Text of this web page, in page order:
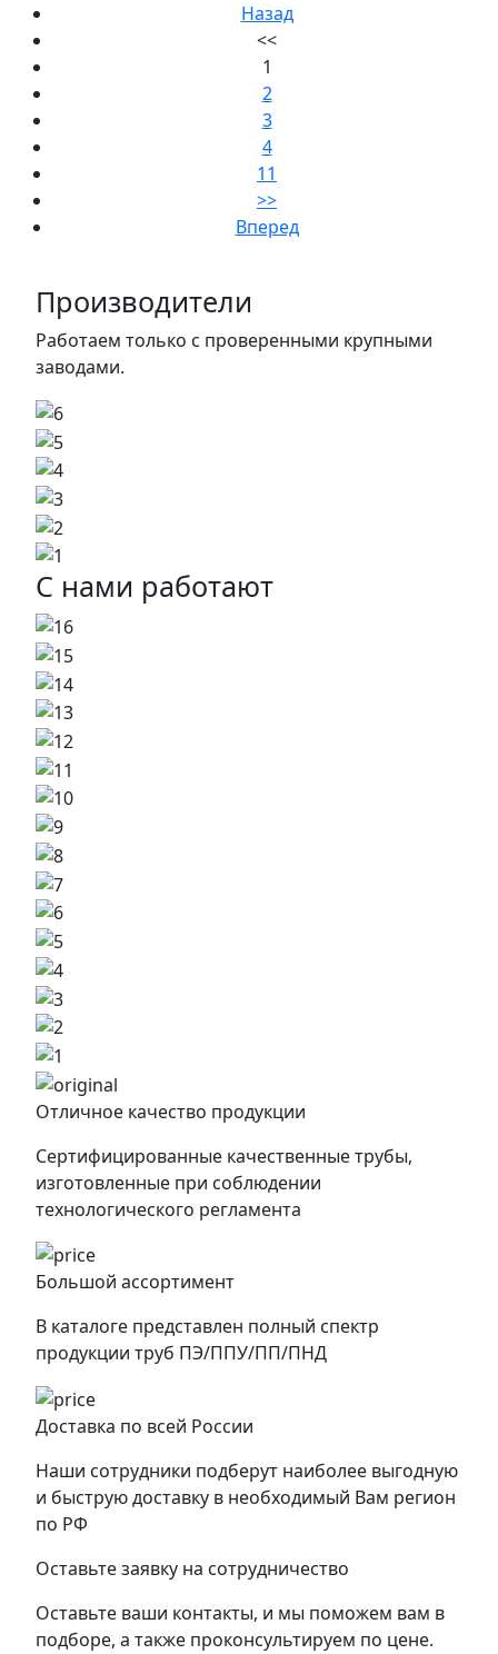
Назад
<<
1
2
3
4
11
>>
Вперед
Производители
Работаем только с проверенными крупными
заводами.
С нами работают
Отличное качество продукции
Сертифицированные качественные трубы,
изготовленные при соблюдении
технологического регламента
Большой ассортимент
В каталоге представлен полный спектр
продукции труб ПЭ/ППУ/ПП/ПНД
Доставка по всей России
Наши сотрудники подберут наиболее выгодную
и быструю доставку в необходимый Вам регион
по РФ
Оставьте заявку на сотрудничество
Оставьте ваши контакты, и мы поможем вам в
подборе, а также проконсультируем по цене.